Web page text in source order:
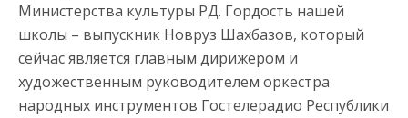
Министерства культуры РД. Гордость нашей
школы – выпускник Новруз Шахбазов, который
сейчас является главным дирижером и
художественным руководителем оркестра
народных инструментов Гостелерадио Республики